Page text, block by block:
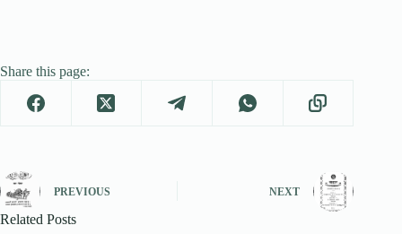
Share this page:
PREVIOUS NEXT
Related Posts